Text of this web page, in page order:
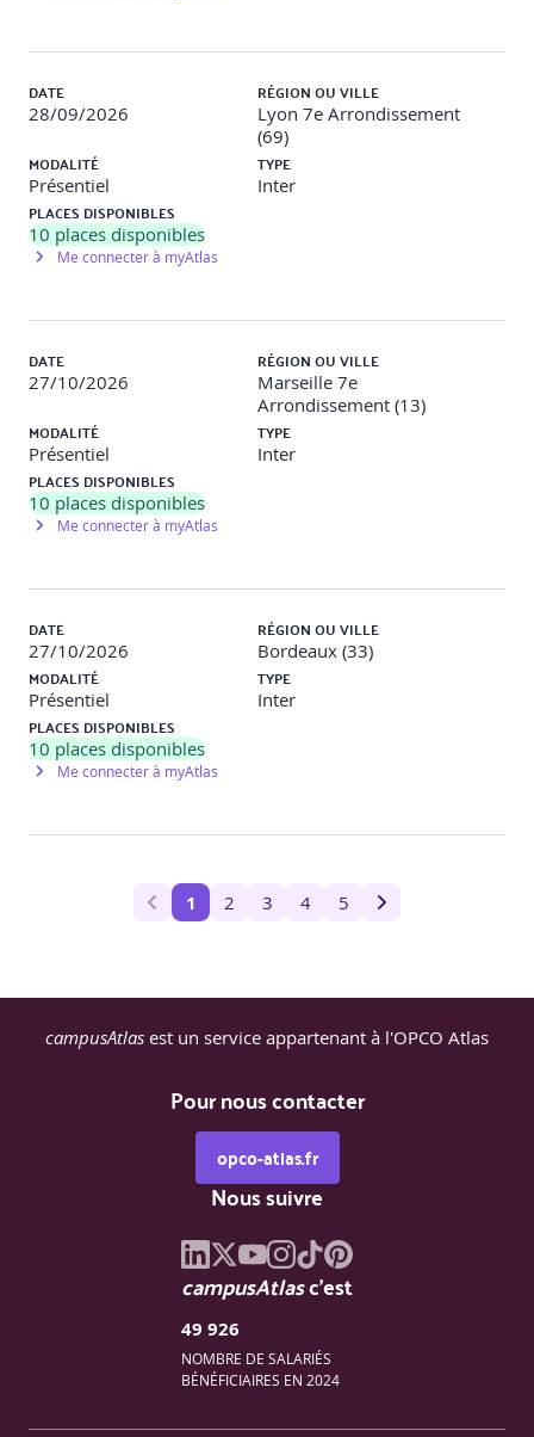
DATE
28/09/2026
RÉGION OU VILLE
Lyon 7e Arrondissement
(69)
MODALITÉ
Présentiel
TYPE
Inter
PLACES DISPONIBLES
10 places disponibles
Me connecter à myAtlas
DATE
27/10/2026
RÉGION OU VILLE
Marseille 7e
Arrondissement (13)
MODALITÉ
Présentiel
TYPE
Inter
PLACES DISPONIBLES
10 places disponibles
Me connecter à myAtlas
DATE
27/10/2026
RÉGION OU VILLE
Bordeaux (33)
MODALITÉ
Présentiel
TYPE
Inter
PLACES DISPONIBLES
10 places disponibles
Me connecter à myAtlas
1 2 3 4 5
campusAtlas est un service appartenant à l'OPCO Atlas
Pour nous contacter
opco-atlas.fr
Nous suivre
campusAtlasc'est
49 926
NOMBRE DE SALARIÉS
BÉNÉFICIAIRES EN 2024